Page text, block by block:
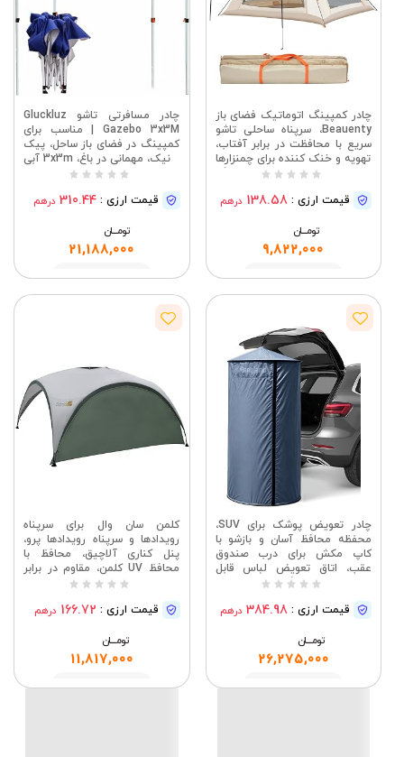
چادر کمپینگ اتوماتیک فضای باز
Beauenty، سرپناه ساحلی تاشو
سریع با محافظت در برابر آفتاب،
تهویه و خنک کننده برای چمنزارها
و پارک ها - تجهیزات کمپینگ
قیمت ارزی : 138.58 درهم
تومــــــان
9,822,000
مشاهده
چادر مسافرتی تاشو Gluckluz
Gazebo 3x3M | مناسب برای
کمپینگ در فضای باز ساحل، پیک
نیک، مهمانی در باغ، 3x3m آبی
قیمت ارزی : 310.44 درهم
تومــــــان
21,188,000
مشاهده
چادر تعویض پوشک برای SUV،
محفظه محافظ آسان و بازشو با
کاپ مکش برای درب صندوق
عقب، اتاق تعویض لباس قابل
حمل برای کمپینگ، ساحل، دوش
حمل آبی
قیمت ارزی : 384.98 درهم
تومــــــان
26,275,000
مشاهده
کلمن سان وال برای سرپناه
رویدادها و سرپناه رویدادها پرو،
پنل کناری آلاچیق، محافظ با
محافظ UV کلمن، مقاوم در برابر
قیمت ارزی : 166.72 درهم
تومــــــان
11,817,000
مشاهده